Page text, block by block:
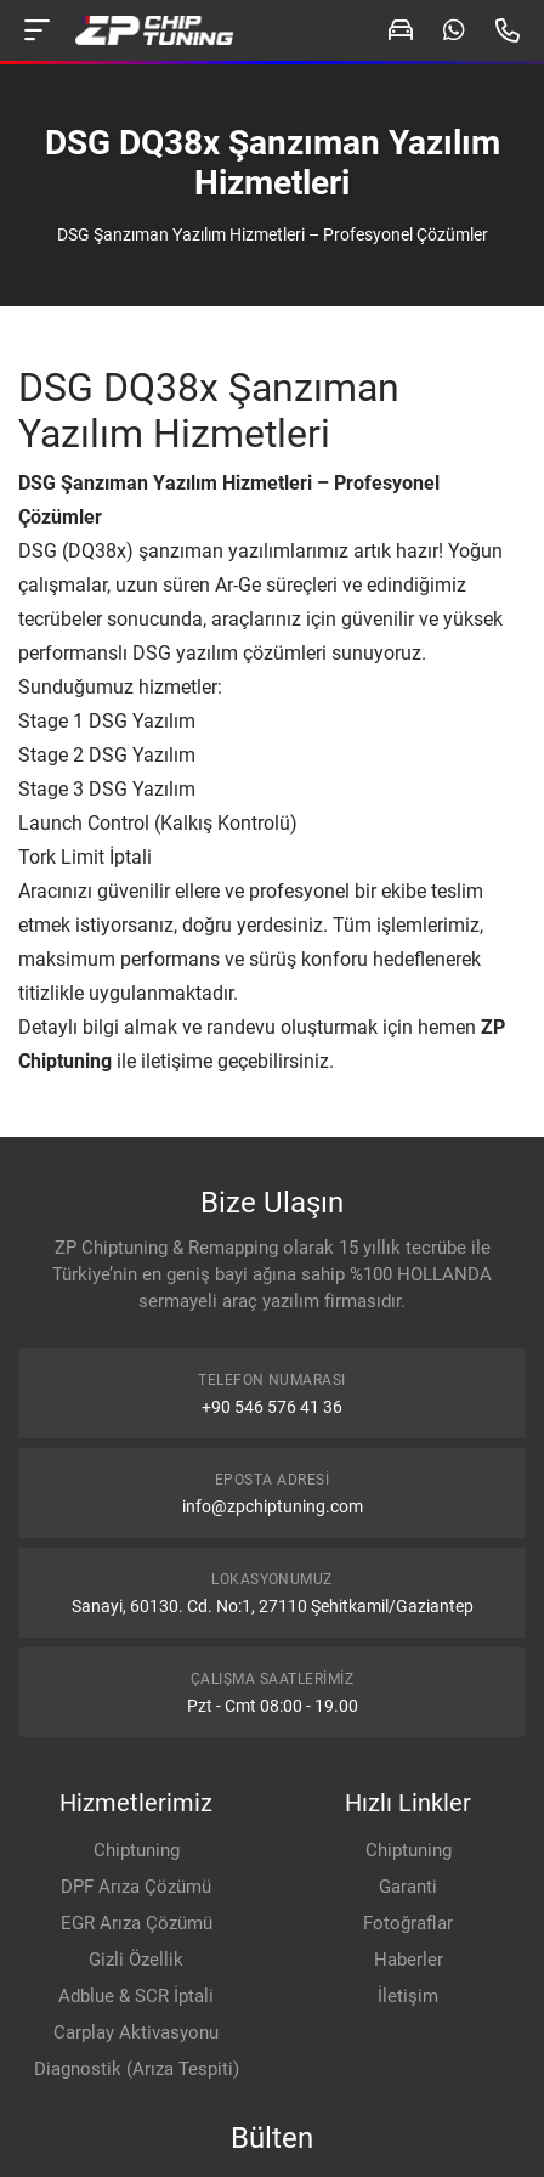
DSG DQ38x Şanzıman Yazılım
Hizmetleri
DSG Şanzıman Yazılım Hizmetleri – Profesyonel Çözümler
DSG DQ38x Şanzıman
Yazılım Hizmetleri
DSG Şanzıman Yazılım Hizmetleri – Profesyonel
Çözümler
DSG (DQ38x) şanzıman yazılımlarımız artık hazır! Yoğun
çalışmalar, uzun süren Ar-Ge süreçleri ve edindiğimiz
tecrübeler sonucunda, araçlarınız için güvenilir ve yüksek
performanslı DSG yazılım çözümleri sunuyoruz.
Sunduğumuz hizmetler:
Stage 1 DSG Yazılım
Stage 2 DSG Yazılım
Stage 3 DSG Yazılım
Launch Control (Kalkış Kontrolü)
Tork Limit İptali
Aracınızı güvenilir ellere ve profesyonel bir ekibe teslim
etmek istiyorsanız, doğru yerdesiniz. Tüm işlemlerimiz,
maksimum performans ve sürüş konforu hedeflenerek
titizlikle uygulanmaktadır.
Detaylı bilgi almak ve randevu oluşturmak için hemen ZP
Chiptuning ile iletişime geçebilirsiniz.
Bize Ulaşın
ZP Chiptuning & Remapping olarak 15 yıllık tecrübe ile
Türkiye’nin en geniş bayi ağına sahip %100 HOLLANDA
sermayeli araç yazılım firmasıdır.
TELEFON NUMARASI
+90 546 576 41 36
EPOSTA ADRESI
info@zpchiptuning.com
LOKASYONUMUZ
Sanayi, 60130. Cd. No:1, 27110 Şehitkamil/Gaziantep
ÇALIŞMA SAATLERIMIZ
Pzt - Cmt 08:00 - 19.00
Hizmetlerimiz
Chiptuning
DPF Arıza Çözümü
EGR Arıza Çözümü
Gizli Özellik
Adblue & SCR İptali
Carplay Aktivasyonu
Diagnostik (Arıza Tespiti)
Hızlı Linkler
Chiptuning
Garanti
Fotoğraflar
Haberler
İletişim
Bülten